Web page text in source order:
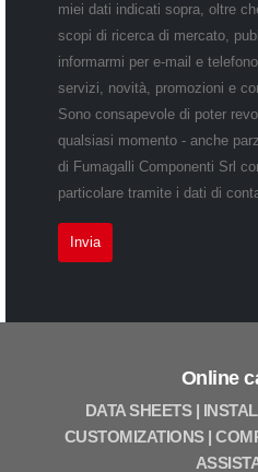
miei dati indicati sopra, oltre
scopi di ricerca di mercato,
informarmi per e-mail e
servizi, novità, promozioni e
Sono consapevole di poter
qualsiasi momento - anche
di Fumagalli Componenti Srl
particolare tramite i dati di
Online
DATA SHEETS |
CUSTOMIZATIONS |